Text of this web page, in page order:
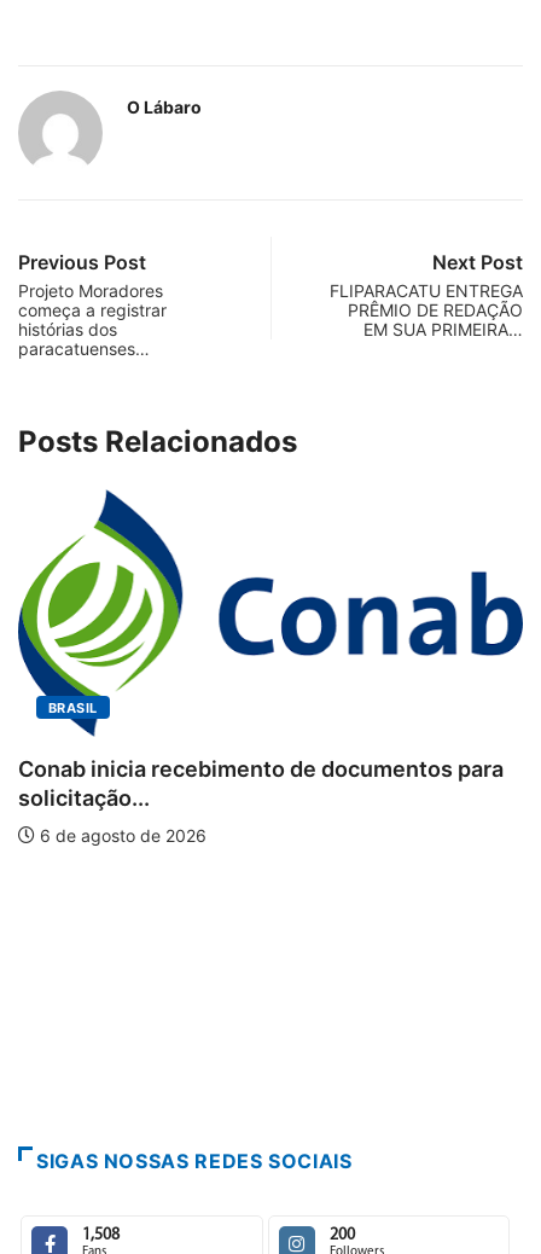
O Lábaro
Previous Post
Projeto Moradores
começa a registrar
histórias dos
paracatuenses…
Next Post
FLIPARACATU ENTREGA
PRÊMIO DE REDAÇÃO
EM SUA PRIMEIRA…
Posts Relacionados
de documentos para
2026
BRASIL
SIGAS NOSSAS REDES SOCIAIS
1,508 200